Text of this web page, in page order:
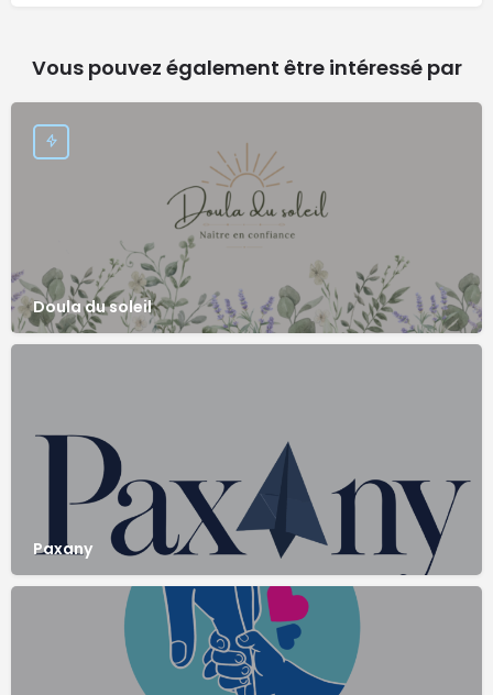
Vous pouvez également être intéressé par
Doula du soleil
Paxany